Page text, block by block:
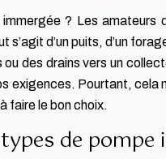
? Les
d’un puits, d’un
des drains vers un
exigences. Pourtant, cela
à faire le bon choix.
de pompe